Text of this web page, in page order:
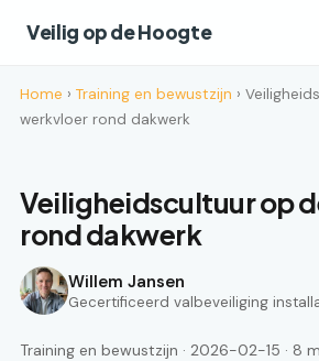
Veilig op de Hoogte
Home › Training en bewustzijn ›
werkvloer rond dakwerk
Veiligheidscultuur op
rond dakwerk
Willem Jansen
Gecertificeerd valbeveiliging
Training en bewustzijn · 2026-02-15 · 8